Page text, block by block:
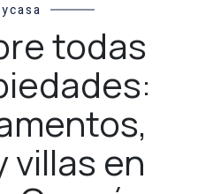
todas
villas en